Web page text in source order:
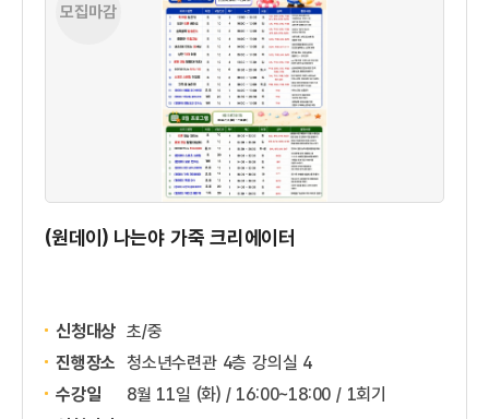
모집마감
(원데이) 나는야 가죽 크리에이터
신청대상 초/중
진행장소 청소년수련관 4층 강의실 4
수강일
8월 11일 (화) / 16:00~18:00 / 1회기